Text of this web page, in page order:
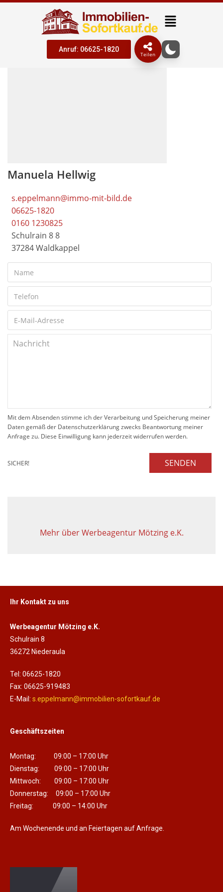
Anruf: 06625-1820
Teilen
Manuela Hellwig
s.eppelmann@immo-mit-bild.de
06625-1820
0160 1230825
Schulrain 8 8
37284 Waldkappel
Mit dem Absenden stimme ich der Verarbeitung und Speicherung meiner
Daten gemäß der Datenschutzerklärung zwecks Beantwortung meiner
Anfrage zu. Diese Einwilligung kann jederzeit widerrufen werden.
SICHER! SENDEN
Mehr über Werbeagentur Mötzing e.K.
Ihr Kontakt zu uns
Werbeagentur Mötzing e.K.
Schulrain 8
36272 Niederaula
Tel: 06625-1820
Fax: 06625-919483
E-Mail: s.eppelmann@immobilien-sofortkauf.de
Geschäftszeiten
Montag: 09:00 – 17:00 Uhr
Dienstag: 09:00 – 17:00 Uhr
Mittwoch: 09:00 – 17:00 Uhr
Donnerstag: 09:00 – 17:00 Uhr
Freitag: 09:00 – 14:00 Uhr
Am Wochenende und an Feiertagen auf Anfrage.